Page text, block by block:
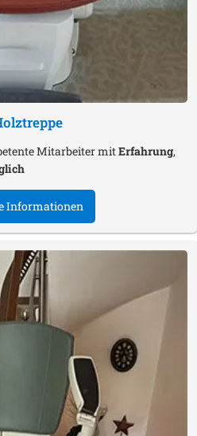
Mitarbeiter mitErfahrung,
Informationen